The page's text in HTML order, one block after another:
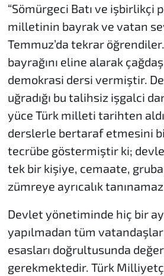
“Sömürgeci Batı ve işbirlikçi
milletinin bayrak ve vatan
Temmuz’da tekrar
bayrağını eline alarak
demokrasi dersi vermiştir.
uğradığı bu talihsiz işgalci
yüce Türk milleti tarihten
derslerle bertaraf etmesini
tecrübe göstermiştir ki;
tek bir kişiye, cemaate,
zümreye ayrıcalık
Devlet yönetiminde hiç bir
yapılmadan tüm
esasları doğrultusunda
gerekmektedir. Türk